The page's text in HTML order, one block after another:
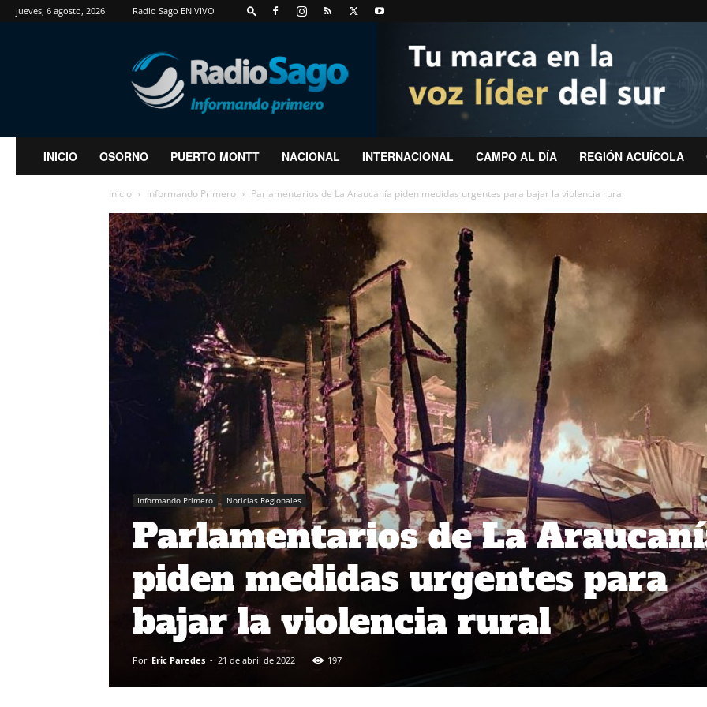
jueves, 6 agosto, 2026 Radio Sago EN VIVO
RadioSago
INICIO OSORNO PUERTO MONTT NACIONAL INTERNACIONAL CAMPO AL DÍA REGIÓN ACUÍCOLA
Inicio Informando Primero Parlamentarios de La Araucanía piden medidas urgentes para bajar la violencia rural
Informando Primero Noticias Regionales
Parlamentarios de La
piden medidas urgentes para
bajar la violencia rural
Por Eric Paredes - 21 de abril de 2022 197